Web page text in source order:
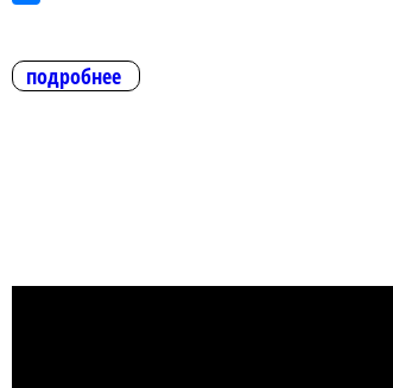
подробнее